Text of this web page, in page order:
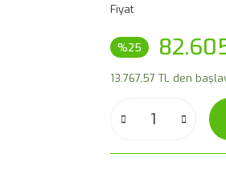
Fiyat
%25
13.767,57 TL den